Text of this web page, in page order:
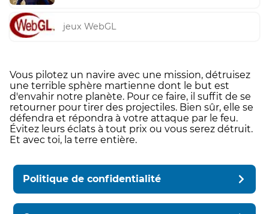
jeux WebGL
Vous pilotez un navire avec une mission, détruisez
une terrible sphère martienne dont le but est
d'envahir notre planète. Pour ce faire, il suffit de se
retourner pour tirer des projectiles. Bien sûr, elle se
défendra et répondra à votre attaque par le feu.
Évitez leurs éclats à tout prix ou vous serez détruit.
Et avec toi, la terre entière.
Politique de confidentialité